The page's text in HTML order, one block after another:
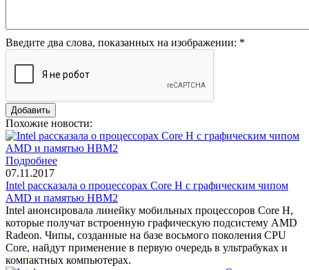
Введите два слова, показанных на изображении: *
Похожие новости:
Подробнее
07.11.2017
Intel рассказала о процессорах Core H с графическим чипом
AMD и памятью HBM2
Intel анонсировала линейку мобильных процессоров Core H,
которые получат встроенную графическую подсистему AMD
Radeon. Чипы, созданные на базе восьмого поколения CPU
Core, найдут применение в первую очередь в ультрабуках и
компактных компьютерах.